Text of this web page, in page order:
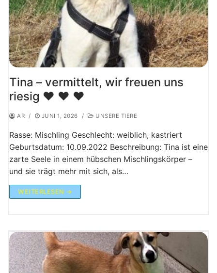
Tina – vermittelt, wir freuen uns
riesig ♥️ ♥️ ♥️
AR / JUNI 1, 2026 / UNSERE TIERE
Rasse: Mischling Geschlecht: weiblich, kastriert
Geburtsdatum: 10.09.2022 Beschreibung: Tina ist eine
zarte Seele in einem hübschen Mischlingskörper –
und sie trägt mehr mit sich, als…
WEITERLESEN →